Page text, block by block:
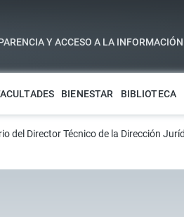
Y ACCESO A LA
BIENESTAR BIBLIOTECA
del Director Técnico de la Dirección